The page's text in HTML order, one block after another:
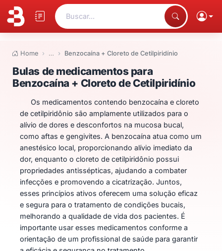
Buscar...
Home … Benzocaína + Cloreto de Cetilpiridínio
Bulas de medicamentos para
Bulas de medicamentos para
Benzocaína + Cloreto de Cetilpiridínio
Os medicamentos contendo benzocaína e cloreto
de cetilpiridônio são amplamente utilizados para o
alívio de dores e desconfortos na mucosa bucal,
como aftas e gengivites. A benzocaína atua como um
anestésico local, proporcionando alívio imediato da
dor, enquanto o cloreto de cetilpiridônio possui
propriedades antissépticas, ajudando a combater
infecções e promovendo a cicatrização. Juntos,
esses princípios ativos oferecem uma solução eficaz
e segura para o tratamento de condições bucais,
melhorando a qualidade de vida dos pacientes. É
importante usar esses medicamentos conforme a
orientação de um profissional de saúde para garantir